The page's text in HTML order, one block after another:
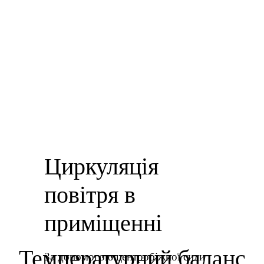
Циркуляція
повітря в
приміщенні
За допомогою центробіжної сили
Температурний баланс